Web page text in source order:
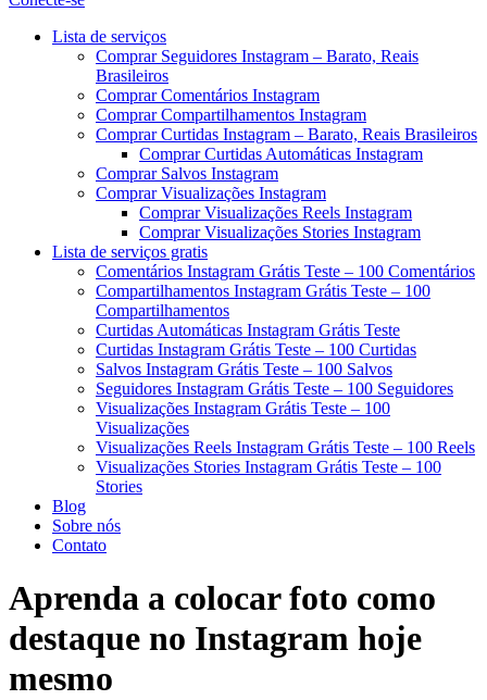
Menu
Lista de serviços
Comprar Seguidores Instagram – Barato, Reais
Brasileiros
Comprar Comentários Instagram
Comprar Compartilhamentos Instagram
Comprar Curtidas Instagram – Barato, Reais Brasileiros
Comprar Curtidas Automáticas Instagram
Comprar Salvos Instagram
Comprar Visualizações Instagram
Comprar Visualizações Reels Instagram
Comprar Visualizações Stories Instagram
Lista de serviços gratis
Comentários Instagram Grátis Teste – 100 Comentários
Compartilhamentos Instagram Grátis Teste – 100
Compartilhamentos
Curtidas Automáticas Instagram Grátis Teste
Curtidas Instagram Grátis Teste – 100 Curtidas
Salvos Instagram Grátis Teste – 100 Salvos
Seguidores Instagram Grátis Teste – 100 Seguidores
Visualizações Instagram Grátis Teste – 100
Visualizações
Visualizações Reels Instagram Grátis Teste – 100 Reels
Visualizações Stories Instagram Grátis Teste – 100
Stories
Blog
Sobre nós
Contato
Aprenda a colocar foto como
destaque no Instagram hoje
mesmo